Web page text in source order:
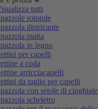
tutti
rotonde
districante
piatta
in legno
per capelli
a coda
arricciacapelli
da taglio per capelli
con setole di cinghiale
scheletro